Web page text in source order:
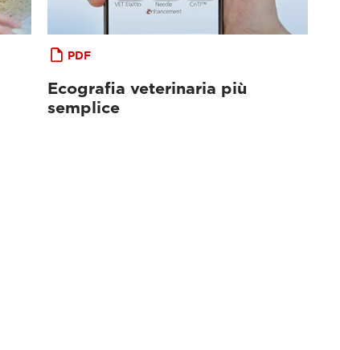
PDF
Ecografia veterinaria più
semplice